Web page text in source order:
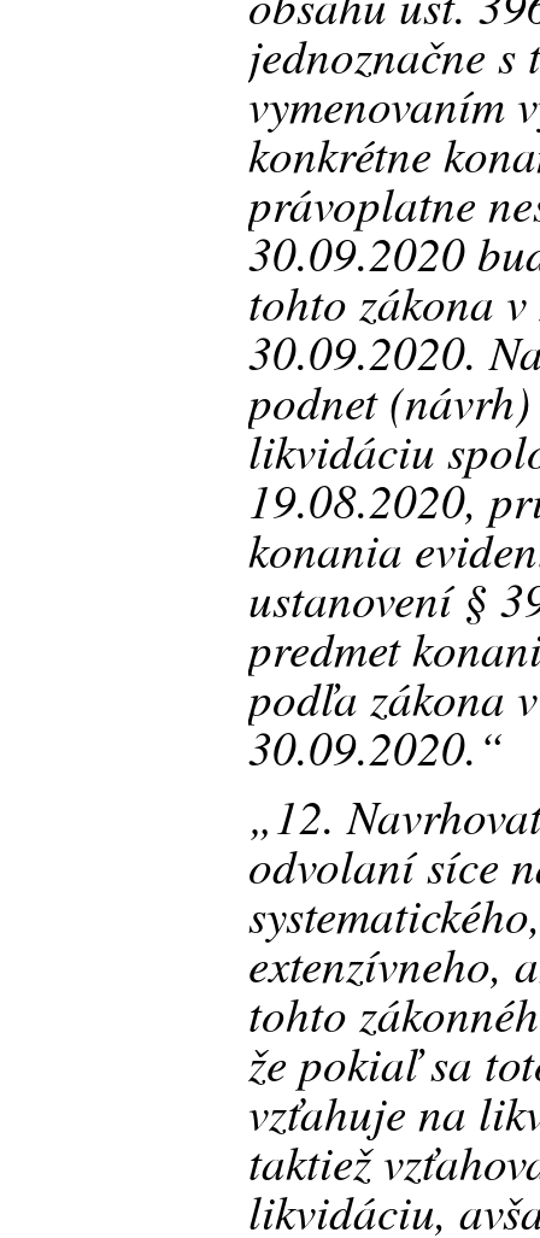
jednoznačne s
vymenovaním
konkrétne
právoplatne
30.09.2020
tohto zákona
30.09.2020.
podnet
likvidáciu
19.08.2020,
konania
ustanovení §
predmet
podľa zákona
30.09.2020.“
„12.
odvolaní síce
extenzívneho,
tohto
že pokiaľ sa
vzťahuje na
taktiež
likvidáciu,